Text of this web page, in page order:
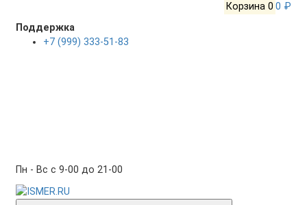
Корзина 0 0 ₽
Поддержка
+7 (999) 333-51-83
Пн - Вс с 9-00 до 21-00